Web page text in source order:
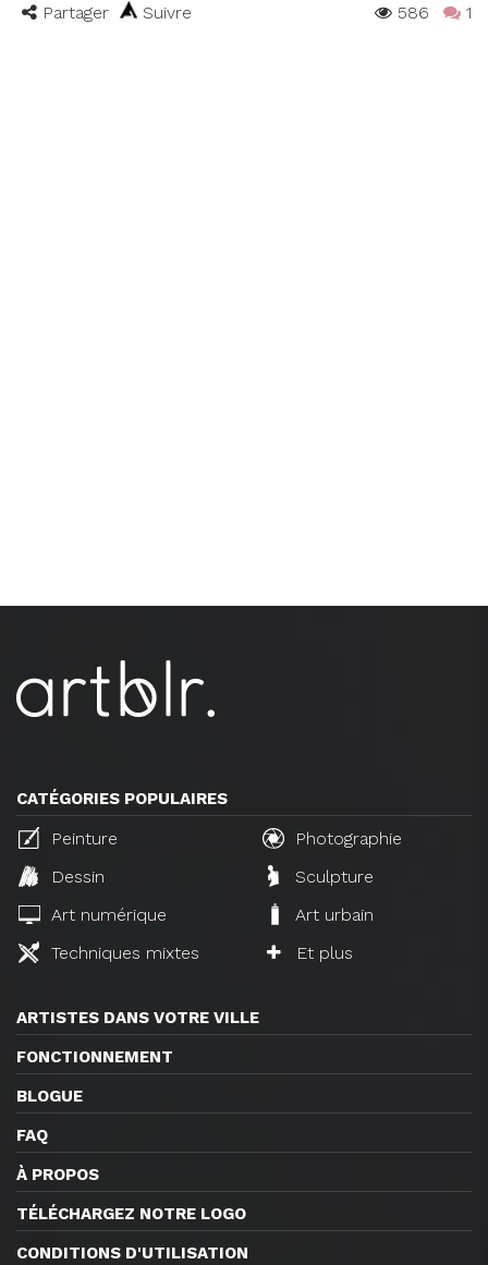
Partager Suivre 586 1
CATÉGORIES POPULAIRES
Peinture
Photographie
Dessin
Sculpture
Art numérique
Art urbain
Techniques mixtes
Et plus
ARTISTES DANS VOTRE VILLE
FONCTIONNEMENT
BLOGUE
FAQ
À PROPOS
TÉLÉCHARGEZ NOTRE LOGO
CONDITIONS D'UTILISATION